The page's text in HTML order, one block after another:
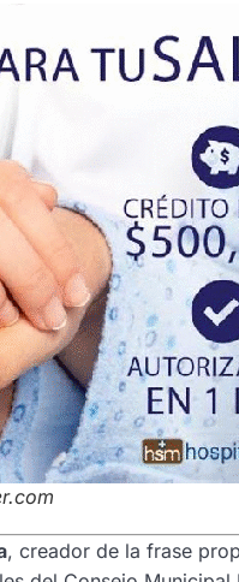
, creador de la frase